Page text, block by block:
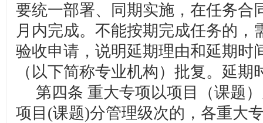
要统一部署、同期实施，在任务合
月内完成。不能按期完成任务的，
验收申请，说明延期理由和延期时
（以下简称专业机构）批复。延
第四条 重大专项以项目（课题
项目(课题)分管理级次的，各重大